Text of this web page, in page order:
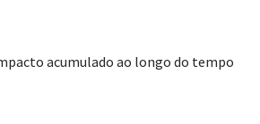
acumulado ao longo do tempo